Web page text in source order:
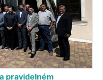
pravidelném